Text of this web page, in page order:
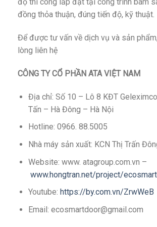
độ thi công lắp đặt tại công trình bám
đồng thỏa thuận, đúng tiến độ, kỹ thuật.
Để được tư vấn về dịch vụ và sản
lòng liên hệ
CÔNG TY CỔ PHẦN ATA VIỆT NAM
Địa chỉ: Số 10 – Lô 8 KĐT
Tấn – Hà Đông – Hà Nội
Hotline: 0966. 88.5005
Nhà máy sản xuất: KCN Thị Trấn
Website: www. atagroup.com.vn –
www.hongtran.net/project/
Youtube: https://by.com.vn/ZrwWeB
Email: ecosmartdoor@gmail.com